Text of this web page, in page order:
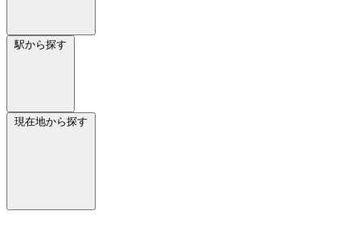
駅から探す
現在地から探す